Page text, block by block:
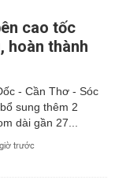
cao tốc
hoàn thành
- Cần Thơ - Sóc
sung thêm 2
dài gần 27...
trước